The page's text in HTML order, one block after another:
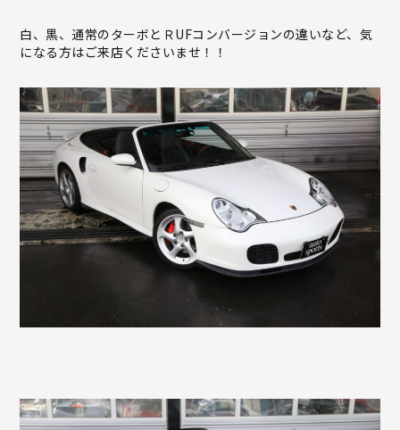
白、黒、通常のターボとＲUFコンバージョンの違いなど、気
になる方はご来店くださいませ！！